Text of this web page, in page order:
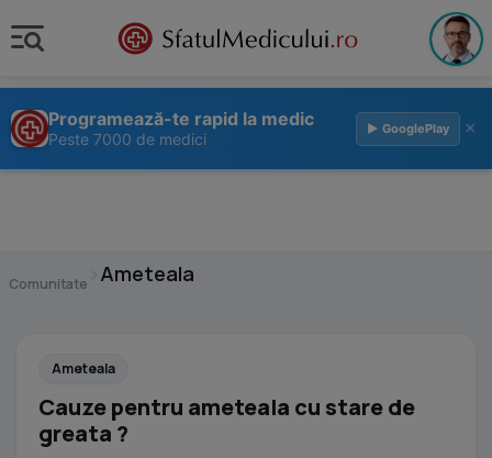
Programează-te rapid la medic
Peste 7000 de medici
▶ GooglePlay ×
Comunitate Ameteala
Ameteala
Cauze pentru ameteala cu stare de
greata ?